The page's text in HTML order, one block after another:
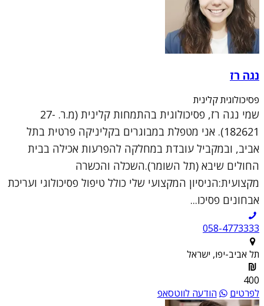
נגה רז
פסיכולוגית קלינית
שמי נגה רז, פסיכולוגית בהתמחות קלינית (מ.ר. 27-
182621). אני מטפלת במבוגרים בקליניקה פרטית בתל
אביב, ובמקביל עובדת במחלקה להפרעות אכילה בבית
החולים שיבא (תל השומר).השכלה והכשרה
מקצועית:הניסיון המקצועי שלי כולל טיפול פסיכולוגי ועריכת
אבחונים פסיכו...
058-4773333
תל אביב-יפו, ישראל
400
לפרטים
הודעה לווטסאפ